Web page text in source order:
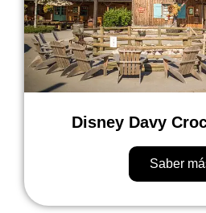
Disney Davy
Saber